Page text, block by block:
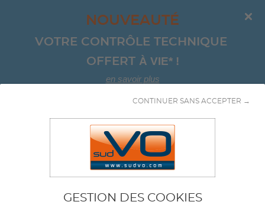
GESTION DES COOKIES
CONTINUER SANS ACCEPTER →
NOUVEAUTÉ
VOTRE CONTRÔLE TECHNIQUE
OFFERT À VIE*!
en savoir plus
Aller au contenu